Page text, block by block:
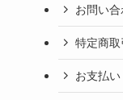
お問い
特定商
お支払